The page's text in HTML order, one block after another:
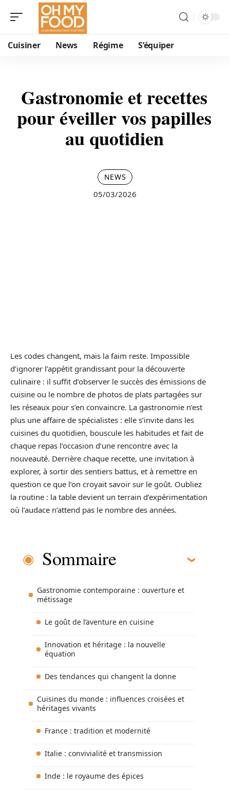
Cuisiner News Régime S’équiper
Gastronomie et recettes
pour éveiller vos papilles
au quotidien
NEWS
05/03/2026
Les codes changent, mais la faim reste. Impossible
d’ignorer l’appétit grandissant pour la découverte
culinaire : il suffit d’observer le succès des émissions de
cuisine ou le nombre de photos de plats partagées sur
les réseaux pour s’en convaincre. La gastronomie n’est
plus une affaire de spécialistes : elle s’invite dans les
cuisines du quotidien, bouscule les habitudes et fait de
chaque repas l’occasion d’une rencontre avec la
nouveauté. Derrière chaque recette, une invitation à
explorer, à sortir des sentiers battus, et à remettre en
question ce que l’on croyait savoir sur le goût. Oubliez
la routine : la table devient un terrain d’expérimentation
où l’audace n’attend pas le nombre des années.
Sommaire
Gastronomie contemporaine : ouverture et
métissage
Le goût de l’aventure en cuisine
Innovation et héritage : la nouvelle
équation
Des tendances qui changent la donne
Cuisines du monde : influences croisées et
héritages vivants
France : tradition et modernité
Italie : convivialité et transmission
Inde : le royaume des épices